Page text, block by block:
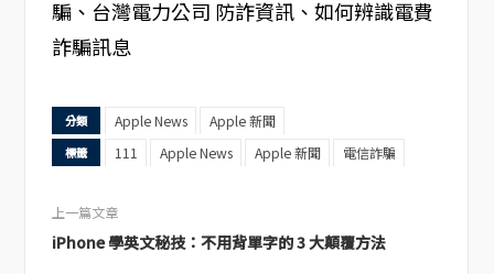
騙、台灣電力公司 防詐資訊、如何辨識電費
詐騙訊息
分類 Apple News Apple 新聞
標籤 111 Apple News Apple 新聞 電信詐騙
上一篇文章
iPhone 學英文秘技：不用背單字的 3 大顛覆方法